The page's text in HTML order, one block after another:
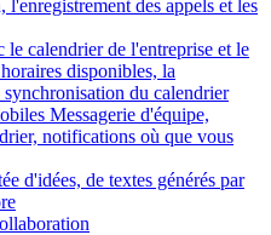
des appels et les
le calendrier de l'entreprise et le
disponibles, la
du calendrier
Messagerie d'équipe,
notifications où que vous
d'idées, de textes générés par